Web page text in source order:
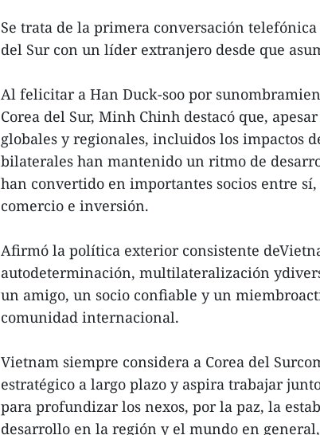
Se trata de la primera conversación
del Sur con un líder extranjero desde que
Al felicitar a Han Duck-soo por
Corea del Sur, Minh Chinh destacó que,
globales y regionales, incluidos los impactos
bilaterales han mantenido un ritmo de
han convertido en importantes socios entre
comercio e inversión.
Afirmó la política exterior consistente
autodeterminación, multilateralización
un amigo, un socio confiable y un
comunidad internacional.
Vietnam siempre considera a Corea del
estratégico a largo plazo y aspira trabajar
para profundizar los nexos, por la paz, la
desarrollo en la región y el mundo en